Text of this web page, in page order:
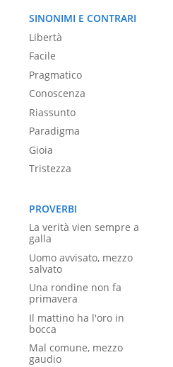
SINONIMI E CONTRARI
Libertà
Facile
Pragmatico
Conoscenza
Riassunto
Paradigma
Gioia
Tristezza
PROVERBI
La verità vien sempre a
galla
Uomo avvisato, mezzo
salvato
Una rondine non fa
primavera
Il mattino ha l'oro in
bocca
Mal comune, mezzo
gaudio